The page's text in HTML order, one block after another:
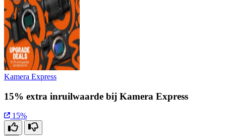
Kamera Express
15% extra inruilwaarde bij Kamera Express
15%